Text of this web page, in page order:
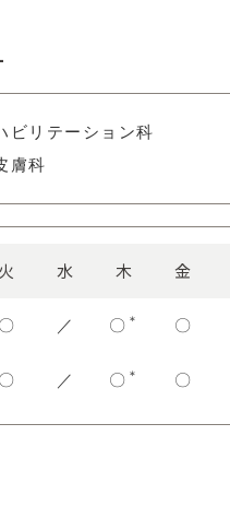
ビリテーション科
膚科
火 水 木 金
〇 ／ 〇 ＊ 〇
〇 ／ 〇 ＊ 〇